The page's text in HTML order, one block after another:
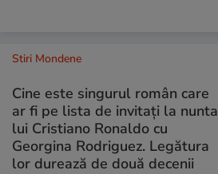
Stiri Mondene
Cine este singurul român care
ar fi pe lista de invitați la nunta
lui Cristiano Ronaldo cu
Georgina Rodriguez. Legătura
lor durează de două decenii